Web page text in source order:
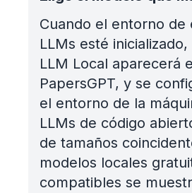
Cuando el entorno de
LLMs esté
LLM Local aparecerá
PapersGPT, y se
el entorno de la
LLMs de código
de tamaños
modelos locales
compatibles se